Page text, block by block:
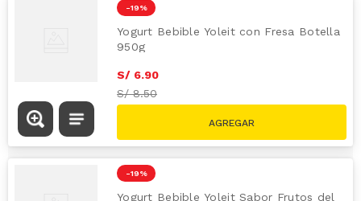
-19 %
Yogurt Bebible Yoleit con Fresa Botella
950g
S/ 6.90
S/8.50
-19 %
Yogurt Bebible Yoleit Sabor Frutos del